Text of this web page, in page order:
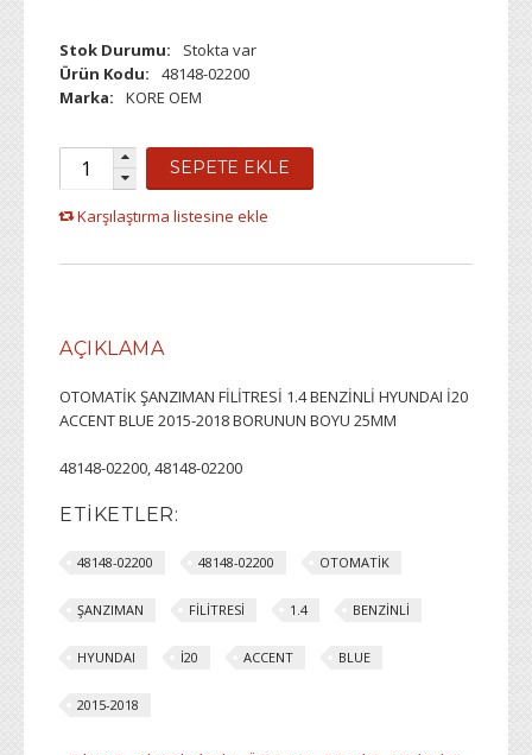
Stok Durumu:
Stokta var
Ürün Kodu:
48148-02200
Marka:
KORE OEM
SEPETE EKLE
Karşılaştırma listesine ekle
AÇIKLAMA
OTOMATİK ŞANZIMAN FİLİTRESİ 1.4 BENZİNLİ HYUNDAI İ20
ACCENT BLUE 2015-2018 BORUNUN BOYU 25MM
48148-02200, 48148-02200
ETIKETLER:
48148-02200 48148-02200 OTOMATİK
ŞANZIMAN FİLİTRESİ 1.4 BENZİNLİ
HYUNDAI İ20 ACCENT BLUE
2015-2018